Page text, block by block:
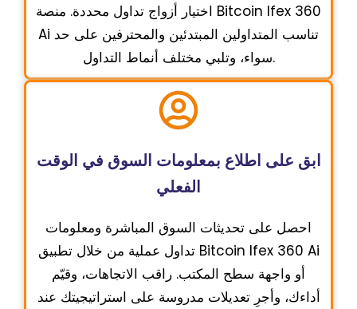
اختيار أزواج تداول محددة. منصة Bitcoin Ifex 360
Ai تناسب المتداولين المبتدئين والمحترفين على حد
سواء، وتلبي مختلف أنماط التداول.
ابق على اطلاع بمعلومات السوق في الوقت
الفعلي
احصل على تحديثات السوق المباشرة ومعلومات
تداول عملية من خلال تطبيق Bitcoin Ifex 360 Ai
أو واجهة سطح المكتب. راقب الاتجاهات، وقيّم
أداءك، وأجرِ تعديلات مدروسة على استراتيجيتك عند